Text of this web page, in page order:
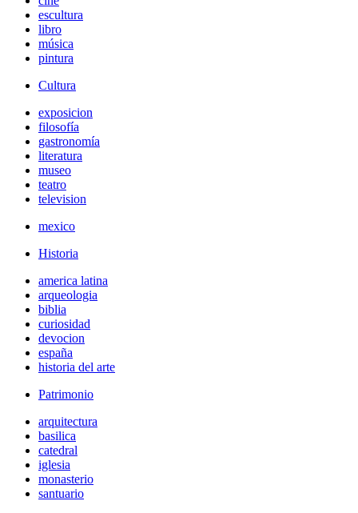
escultura
libro
música
pintura
Cultura
exposicion
filosofía
gastronomía
literatura
museo
teatro
television
mexico
Historia
america latina
arqueologia
biblia
curiosidad
devocion
españa
historia del arte
Patrimonio
arquitectura
basilica
catedral
iglesia
monasterio
santuario